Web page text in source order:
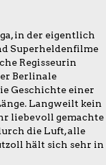
in der eigentlich
Superheldenfilme
Regisseurin
Berlinale
Geschichte einer
Langweilt kein
liebevoll gemachte
die Luft, alle
hält sich sehr in